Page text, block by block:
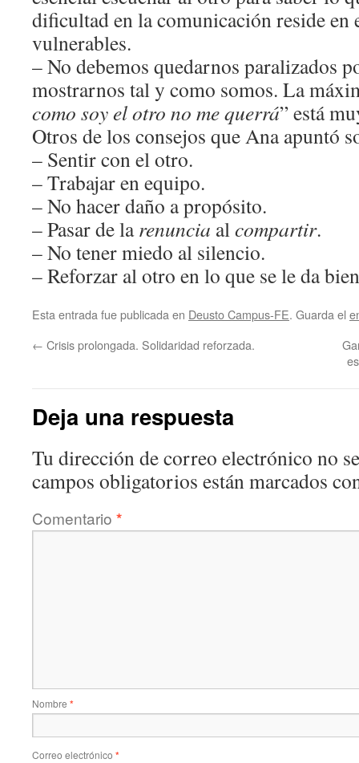
dificultad en la comunicación reside en
vulnerables.
– No debemos quedarnos paralizados
mostrarnos tal y como somos. La
como soy el otro no me querrá” está
Otros de los consejos que Ana apuntó
– Sentir con el otro.
– Trabajar en equipo.
– No hacer daño a propósito.
– Pasar de larenuncia al compartir.
– No tener miedo al silencio.
– Reforzar al otro en lo que se le da
Esta entrada fue publicada en Deusto Campus-FE. Guarda el
← Crisis prolongada. Solidaridad reforzada.
Deja una respuesta
Tu dirección de correo electrónico no
campos obligatorios están marcados
Comentario *
Nombre *
Correo electrónico *